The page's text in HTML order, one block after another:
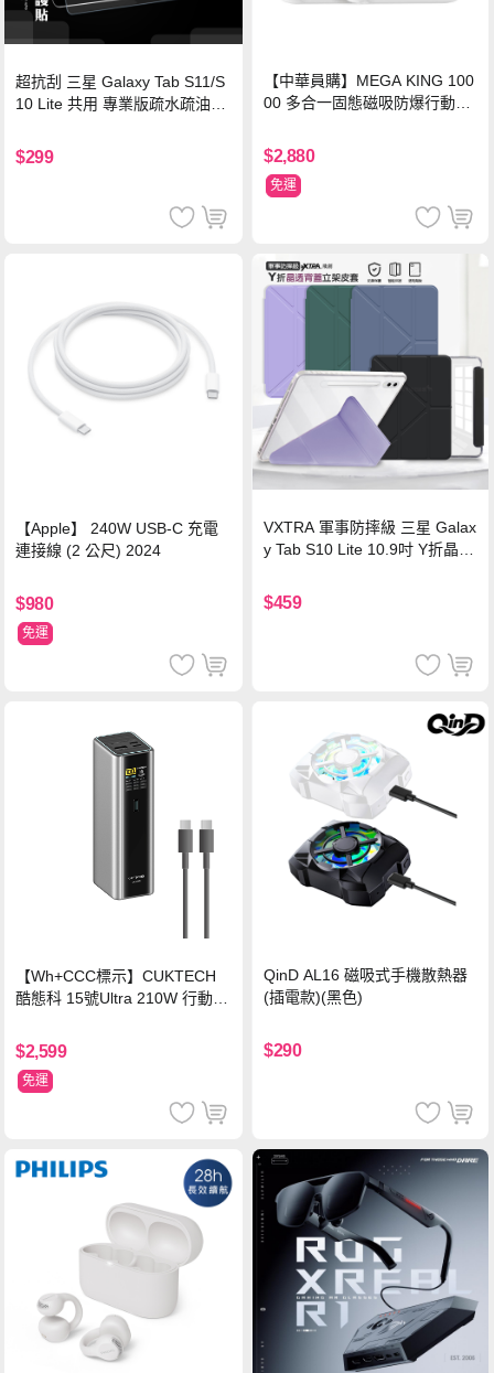
超抗刮 三星 Galaxy Tab S11/S
10 Lite 共用 專業版疏水疏油9H
$299
【中華員購】MEGA KING 100
00 多合一固態磁吸防爆行動電
$2,880
免運
【Apple】 240W USB-C 充電
連接線 (2 公尺) 2024
$980
免運
VXTRA 軍事防摔級 三星 Galax
y Tab S10 Lite 10.9吋 Y折晶透
$459
【Wh+CCC標示】CUKTECH
酷態科 15號Ultra 210W 行動電
$2,599
免運
QinD AL16 磁吸式手機散熱器
(插電款)(黑色)
$290